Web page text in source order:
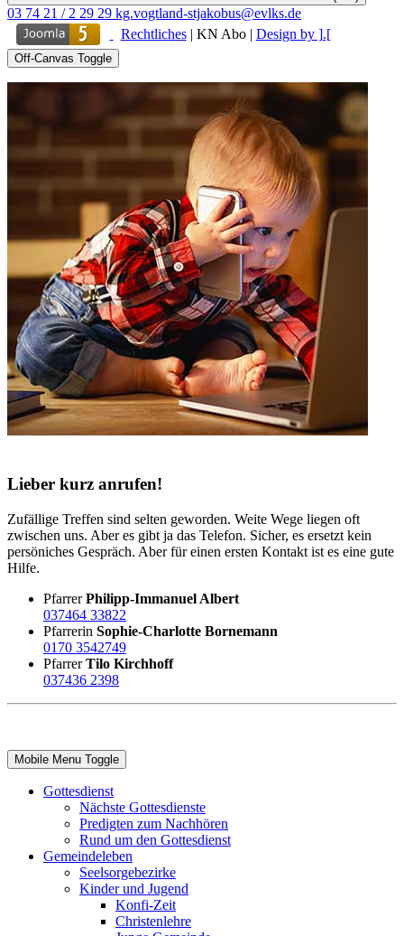
03 74 21 / 2 29 29 kg.vogtland-stjakobus@evlks.de
Rechtliches| KN Abo| Design by ].[
Off-Canvas Toggle
Lieber kurz anrufen!
Zufällige Treffen sind selten geworden. Weite Wege liegen oft
zwischen uns. Aber es gibt ja das Telefon. Sicher, es ersetzt kein
persöniches Gespräch. Aber für einen ersten Kontakt ist es eine gute
Hilfe.
PfarrerPhilipp-Immanuel Albert
037464 33822
Pfarrerin Sophie-Charlotte Bornemann
0170 3542749
PfarrerTilo Kirchhoff
037436 2398
Mobile Menu Toggle
Gottesdienst
Nächste Gottesdienste
Predigten zum Nachhören
Rund um den Gottesdienst
Gemeindeleben
Seelsorgebezirke
Kinder und Jugend
Konfi-Zeit
Christenlehre